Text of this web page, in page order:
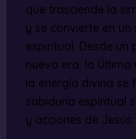
que trasciende la
y se convierte en
espiritual. Desde
nueva era, la
la energía divina se
sabiduría espiritual
y acciones de Jesús.